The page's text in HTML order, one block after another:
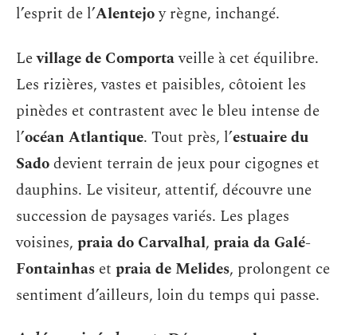
l’esprit de l’Alentejoy règne, inchangé.
Levillage de Comportaveille à cet équilibre.
Les rizières, vastes et paisibles, côtoient les
pinèdes et contrastent avec le bleu intense de
l’océan Atlantique. Tout près, l’estuaire du
Sadodevient terrain de jeux pour cigognes et
dauphins. Le visiteur, attentif, découvre une
succession de paysages variés. Les plages
voisines, praia do Carvalhal, praia da Galé-
Fontainhas et praia de Melides, prolongent ce
sentiment d’ailleurs, loin du temps qui passe.